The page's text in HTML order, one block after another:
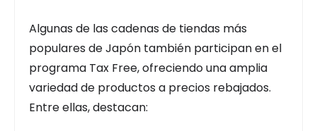
Algunas de las cadenas de tiendas más
populares de Japón también participan en el
programa Tax Free, ofreciendo una amplia
variedad de productos a precios rebajados.
Entre ellas, destacan: